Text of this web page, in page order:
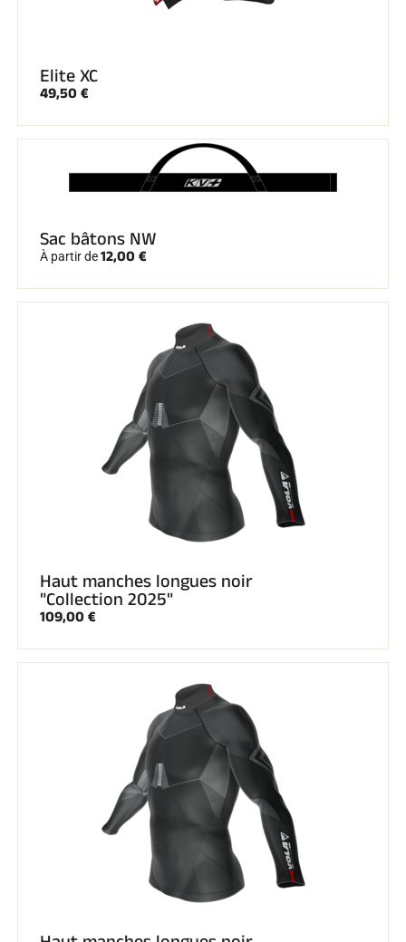
Elite XC
49,50 €
Sac bâtons NW
À partir de12,00 €
Haut manches longues noir
"Collection 2025"
109,00 €